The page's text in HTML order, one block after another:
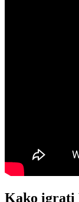
Kako igrati